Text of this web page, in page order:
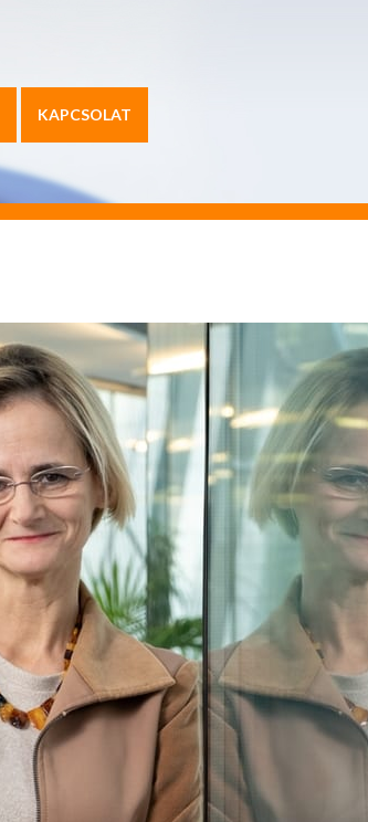
KAPCSOLAT